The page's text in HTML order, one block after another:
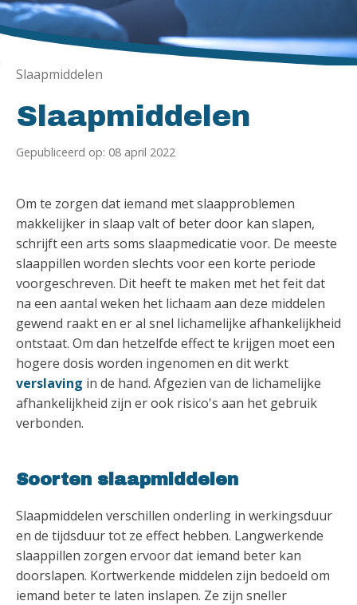
Slaapmiddelen
Slaapmiddelen
Gepubliceerd op: 08 april 2022
Om te zorgen dat iemand met slaapproblemen
makkelijker in slaap valt of beter door kan slapen,
schrijft een arts soms slaapmedicatie voor. De meeste
slaappillen worden slechts voor een korte periode
voorgeschreven. Dit heeft te maken met het feit dat
na een aantal weken het lichaam aan deze middelen
gewend raakt en er al snel lichamelijke afhankelijkheid
ontstaat. Om dan hetzelfde effect te krijgen moet een
hogere dosis worden ingenomen en dit werkt
verslaving in de hand. Afgezien van de lichamelijke
afhankelijkheid zijn er ook risico's aan het gebruik
verbonden.
Soorten slaapmiddelen
Slaapmiddelen verschillen onderling in werkingsduur
en de tijdsduur tot ze effect hebben. Langwerkende
slaappillen zorgen ervoor dat iemand beter kan
doorslapen. Kortwerkende middelen zijn bedoeld om
iemand beter te laten inslapen. Ze zijn sneller